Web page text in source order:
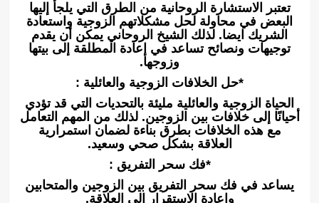
تعتبر الاستشارة الروحانية من الطرق التي يلجأ إليها
البعض في محاولة لحل مشكلاتهم الزوجية واستعادة
الشريك ايضا. لذلك الشيخ الروحاني يمكن أن يقدم
توجيهات ونصائح تساعد في إعادة المطلقة إلى بيتها
وزوجها.
*حل الخلافات الزوجية والعائلية :
الحياة الزوجية والعائلية مليئة بالتحديات التي قد تؤدي
أحيانًا إلى خلافات بين الزوجين. لذلك من المهم التعامل
مع هذه الخلافات بطرق بناءة لضمان استمرارية
العلاقة بشكل صحي وسعيد.
*فك سحر التفريق :
يساعد في فك سحر التفريق بين الزوجين والمتحابين
وإعادة الاستقرار إلى العلاقة.